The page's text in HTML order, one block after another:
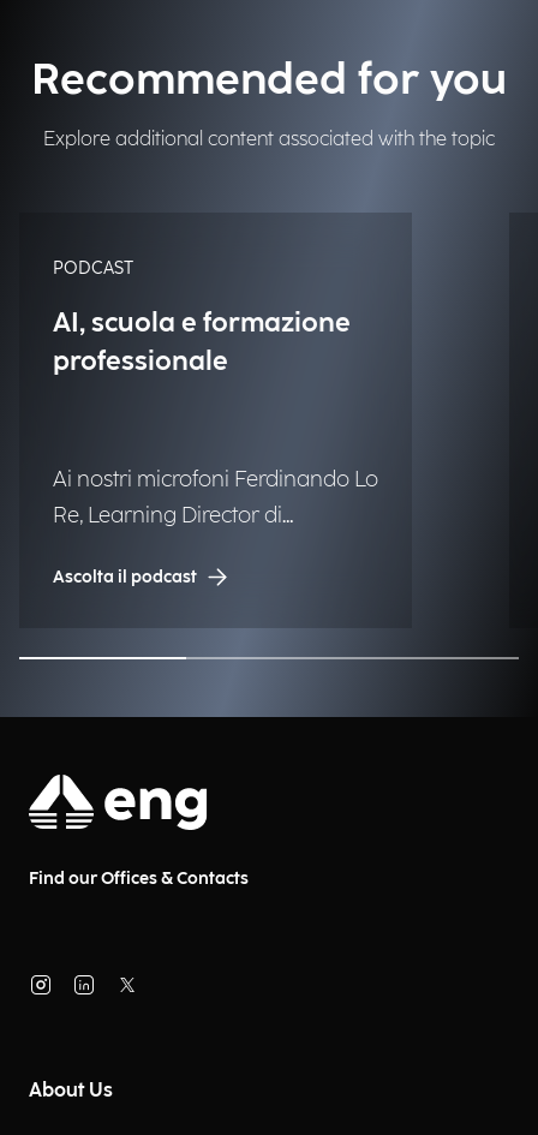
Recommended for you
Explore additional content associated with the topic
PODCAST
AI, scuola e formazione
professionale
Ai nostri microfoni Ferdinando Lo
Re, Learning Director di
Ascolta il podcast
Find our Offices & Contacts
About Us